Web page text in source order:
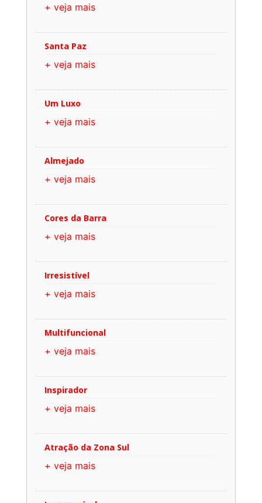
+ veja mais
Santa Paz
+ veja mais
Um Luxo
+ veja mais
Almejado
+ veja mais
Cores da Barra
+ veja mais
Irresistível
+ veja mais
Multifuncional
+ veja mais
Inspirador
+ veja mais
Atração da Zona Sul
+ veja mais